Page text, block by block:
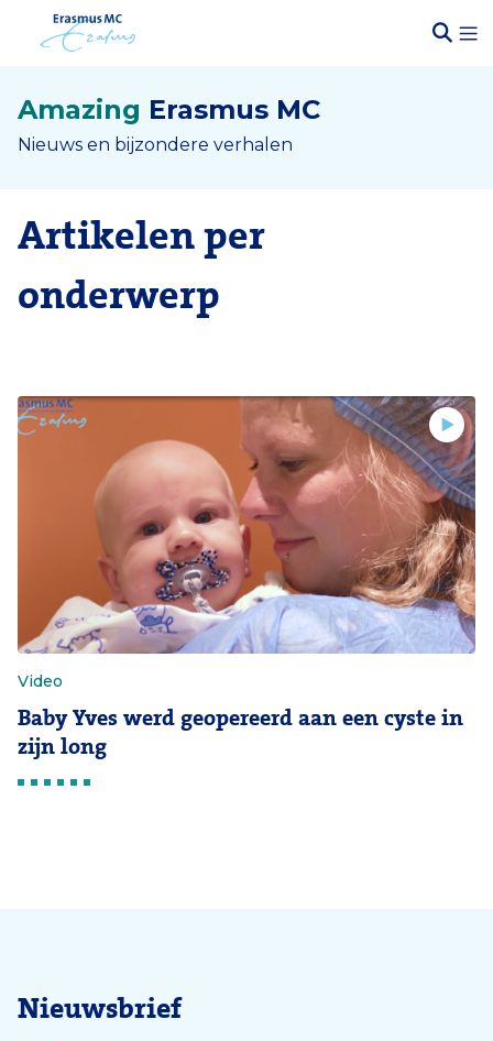
Amazing Erasmus MC
Nieuws en bijzondere verhalen
Artikelen per
onderwerp
Video
Baby Yves werd geopereerd aan een cyste in
zijn long
Nieuwsbrief